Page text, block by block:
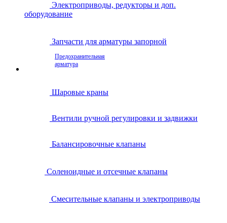
Электроприводы, редукторы и доп.
оборудование
Запчасти для арматуры запорной
Предохранительная
арматура
Шаровые краны
Вентили ручной регулировки и задвижки
Балансировочные клапаны
Соленоидные и отсечные клапаны
Смесительные клапаны и электроприводы